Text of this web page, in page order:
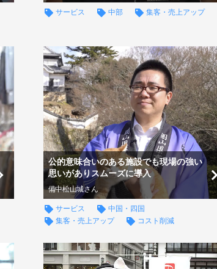
サービス 中部 集客・売上アップ
公的意味合いのある施設でも現場の強い
思いがありスムーズに導入
備中松山城さん
サービス
中国・四国
集客・売上アップ
コスト削減